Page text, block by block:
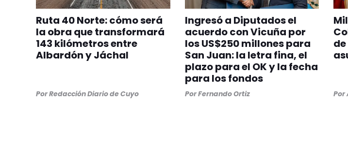
Ruta 40 Norte: cómo será
la obra que transformará
143 kilómetros entre
Albardón y Jáchal
PorRedacción Diario de Cuyo
Ingresó a Diputados el
acuerdo con Vicuña por
los US$250 millones para
San Juan: la letra fina, el
plazo para el OK y la fecha
para los fondos
PorFernando Ortiz Por